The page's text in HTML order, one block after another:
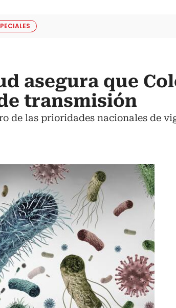
asegura que
transmisión
de las prioridades nacionales de